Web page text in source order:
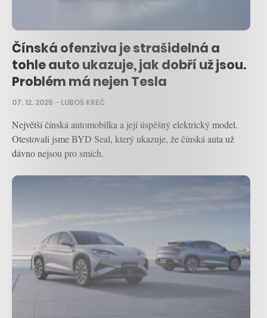
Čínská ofenziva je strašidelná a
tohle auto ukazuje, jak dobří už jsou.
Problém má nejen Tesla
07. 12. 2025 – LUBOŠ KREČ
Největší čínská automobilka a její úspěšný elektrický model.
Otestovali jsme BYD Seal, který ukazuje, že čínská auta už
dávno nejsou pro smích.